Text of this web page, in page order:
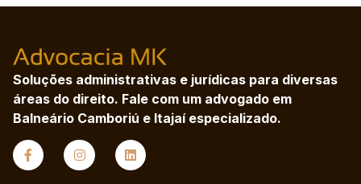
Soluções administrativas e jurídicas para diversas
áreas do direito. Fale com um advogado em
Balneário Camboriú e Itajaí especializado.